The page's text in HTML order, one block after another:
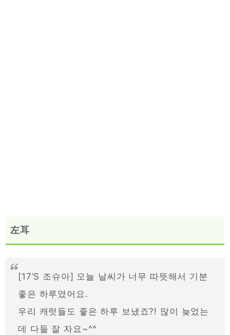
左耳
[17’S 조슈아] 오늘 날씨가 너무 따뜻해서 기분
좋은 하루였어요.
우리 캐럿들도 좋은 하루 보냈죠?! 많이 늦었는
데 다들 잘 자요~^^